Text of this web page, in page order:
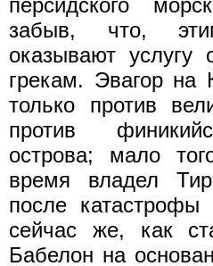
забыв, что,
оказывают
грекам. Эвагор на
только против
против
острова; мало
время владел
после катастрофы
сейчас же, как
Бабелон на